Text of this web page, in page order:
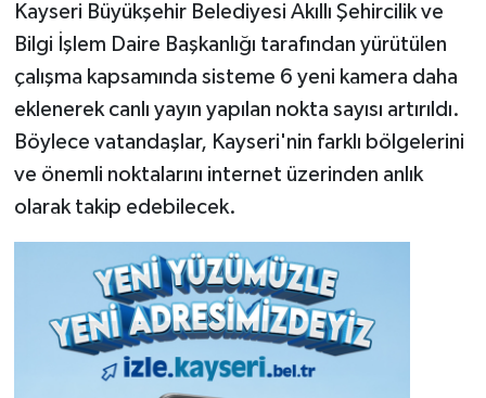
Kayseri Büyükşehir Belediyesi Akıllı Şehircilik ve
Bilgi İşlem Daire Başkanlığı tarafından yürütülen
çalışma kapsamında sisteme 6 yeni kamera daha
eklenerek canlı yayın yapılan nokta sayısı artırıldı.
Böylece vatandaşlar, Kayseri'nin farklı bölgelerini
ve önemli noktalarını internet üzerinden anlık
olarak takip edebilecek.